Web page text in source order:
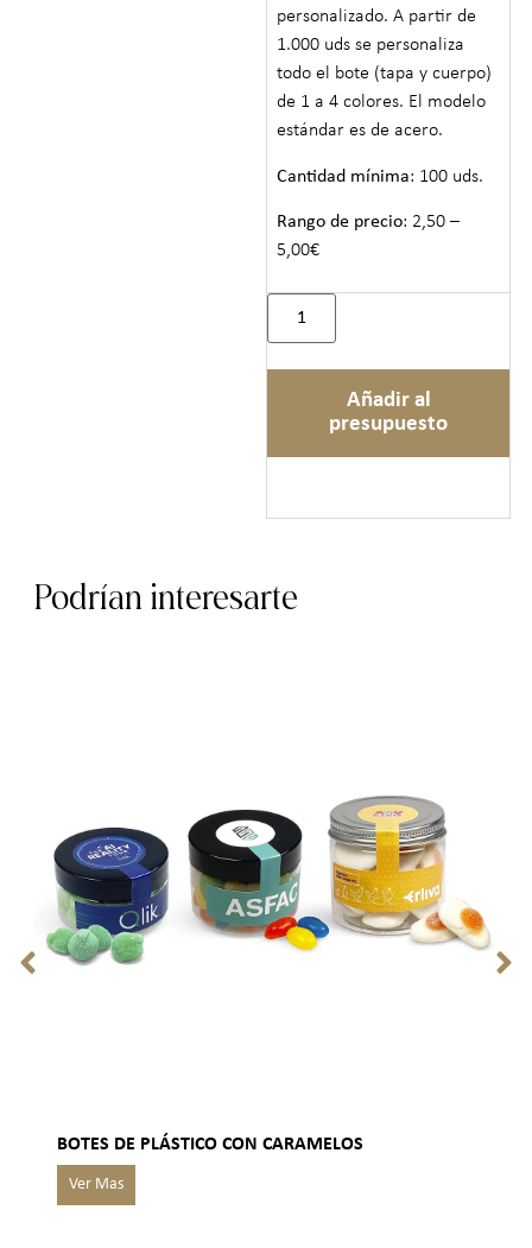
personalizado. A partir de
1.000 uds se personaliza
todo el bote (tapa y cuerpo)
de 1 a 4 colores. El modelo
estándar es de acero.
Cantidad mínima: 100 uds.
Rango de precio: 2,50 –
5,00€
Añadir al
presupuesto
Podrían interesarte
BOTES DE PLÁSTICO CON CARAMELOS